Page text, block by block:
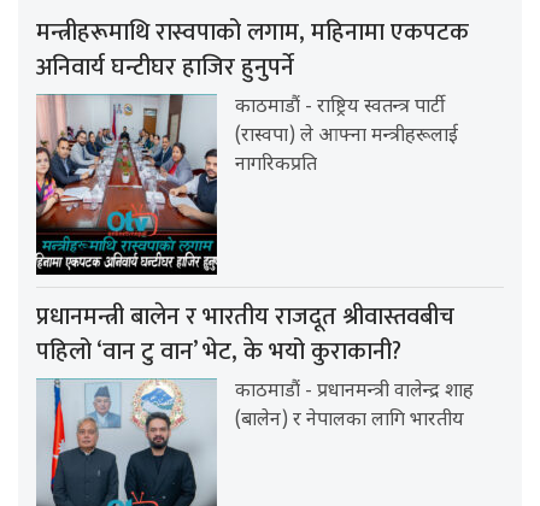
मन्त्रीहरूमाथि रास्वपाको लगाम, महिनामा एकपटक
अनिवार्य घन्टीघर हाजिर हुनुपर्ने
काठमाडौं - राष्ट्रिय स्वतन्त्र पार्टी
(रास्वपा) ले आफ्ना मन्त्रीहरूलाई
नागरिकप्रति
प्रधानमन्त्री बालेन र भारतीय राजदूत श्रीवास्तवबीच
पहिलो ‘वान टु वान’ भेट, के भयो कुराकानी?
काठमाडौं - प्रधानमन्त्री वालेन्द्र शाह
(बालेन) र नेपालका लागि भारतीय